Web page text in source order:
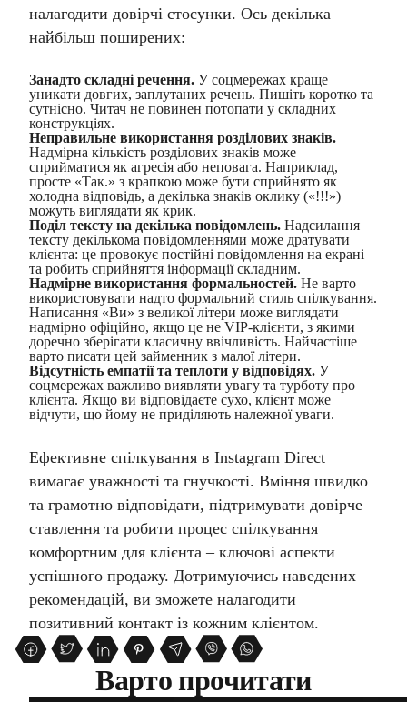
налагодити довірчі стосунки. Ось декілька
найбільш поширених:
Занадто складні речення. У соцмережах краще
уникати довгих, заплутаних речень. Пишіть коротко та
сутнісно. Читач не повинен потопати у складних
конструкціях.
Неправильне використання розділових знаків.
Надмірна кількість розділових знаків може
сприйматися як агресія або неповага. Наприклад,
просте «Так.» з крапкою може бути сприйнято як
холодна відповідь, а декілька знаків оклику («!!!»)
можуть виглядати як крик.
Поділ тексту на декілька повідомлень. Надсилання
тексту декількома повідомленнями може дратувати
клієнта: це провокує постійні повідомлення на екрані
та робить сприйняття інформації складним.
Надмірне використання формальностей. Не варто
використовувати надто формальний стиль спілкування.
Написання «Ви» з великої літери може виглядати
надмірно офіційно, якщо це не VIP-клієнти, з якими
доречно зберігати класичну ввічливість. Найчастіше
варто писати цей займенник з малої літери.
Відсутність емпатії та теплоти у відповідях. У
соцмережах важливо виявляти увагу та турботу про
клієнта. Якщо ви відповідаєте сухо, клієнт може
відчути, що йому не приділяють належної уваги.
Ефективне спілкування в Instagram Direct
вимагає уважності та гнучкості. Вміння швидко
та грамотно відповідати, підтримувати довірче
ставлення та робити процес спілкування
комфортним для клієнта – ключові аспекти
успішного продажу. Дотримуючись наведених
рекомендацій, ви зможете налагодити
позитивний контакт із кожним клієнтом.
Варто прочитати